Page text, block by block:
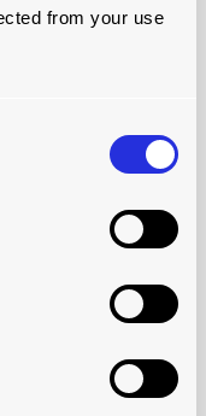
from your use
ET